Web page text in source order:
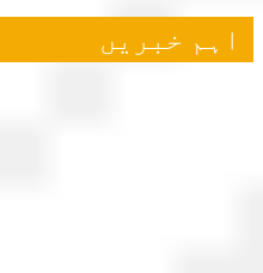
اہم خبریں